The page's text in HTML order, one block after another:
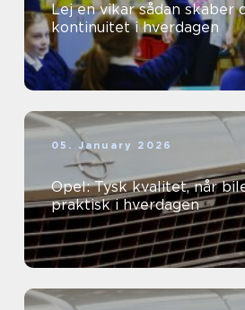
Lej en vikar sådan skaber du tryghed og
kontinuitet i hverdagen
05. January 2026
Opel: Tysk kvalitet, når
praktisk i hverdagen